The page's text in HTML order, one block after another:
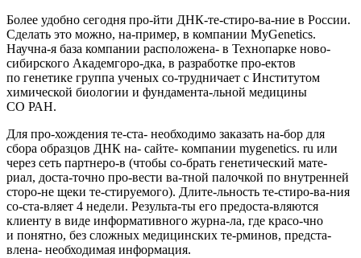
Более удобно сегодня про-йти ДНК-те-стиро-ва-ние в России.
Сделать это можно, на-пример, в компании MyGenetics.
Научна-я база компании расположена- в Технопарке ново-
сибирского Академгоро-дка, в разработке про-ектов
по генетике группа ученых со-трудничает с Институтом
химической биологии и фундамента-льной медицины
СО РАН.
Для про-хождения те-ста- необходимо заказать на-бор для
сбора образцов ДНК на- сайте- компании mygenetics. ru или
через сеть партнеро-в (чтобы со-брать генетический мате-
риал, доста-точно про-вести ва-тной палочкой по внутренней
сторо-не щеки те-стируемого). Длите-льность те-стиро-ва-ния
со-ста-вляет 4 недели. Результа-ты его предоста-вляются
клиенту в виде информативного журна-ла, где красо-чно
и понятно, без сложных медицинских те-рминов, предста-
влена- необходимая информация.